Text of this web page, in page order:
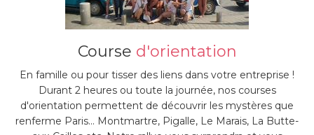
Course d'orientation
En famille ou pour tisser des liens dans votre entreprise !
Durant 2 heures ou toute la journée, nos courses
d'orientation permettent de découvrir les mystères que
renferme Paris... Montmartre, Pigalle, Le Marais, La Butte-